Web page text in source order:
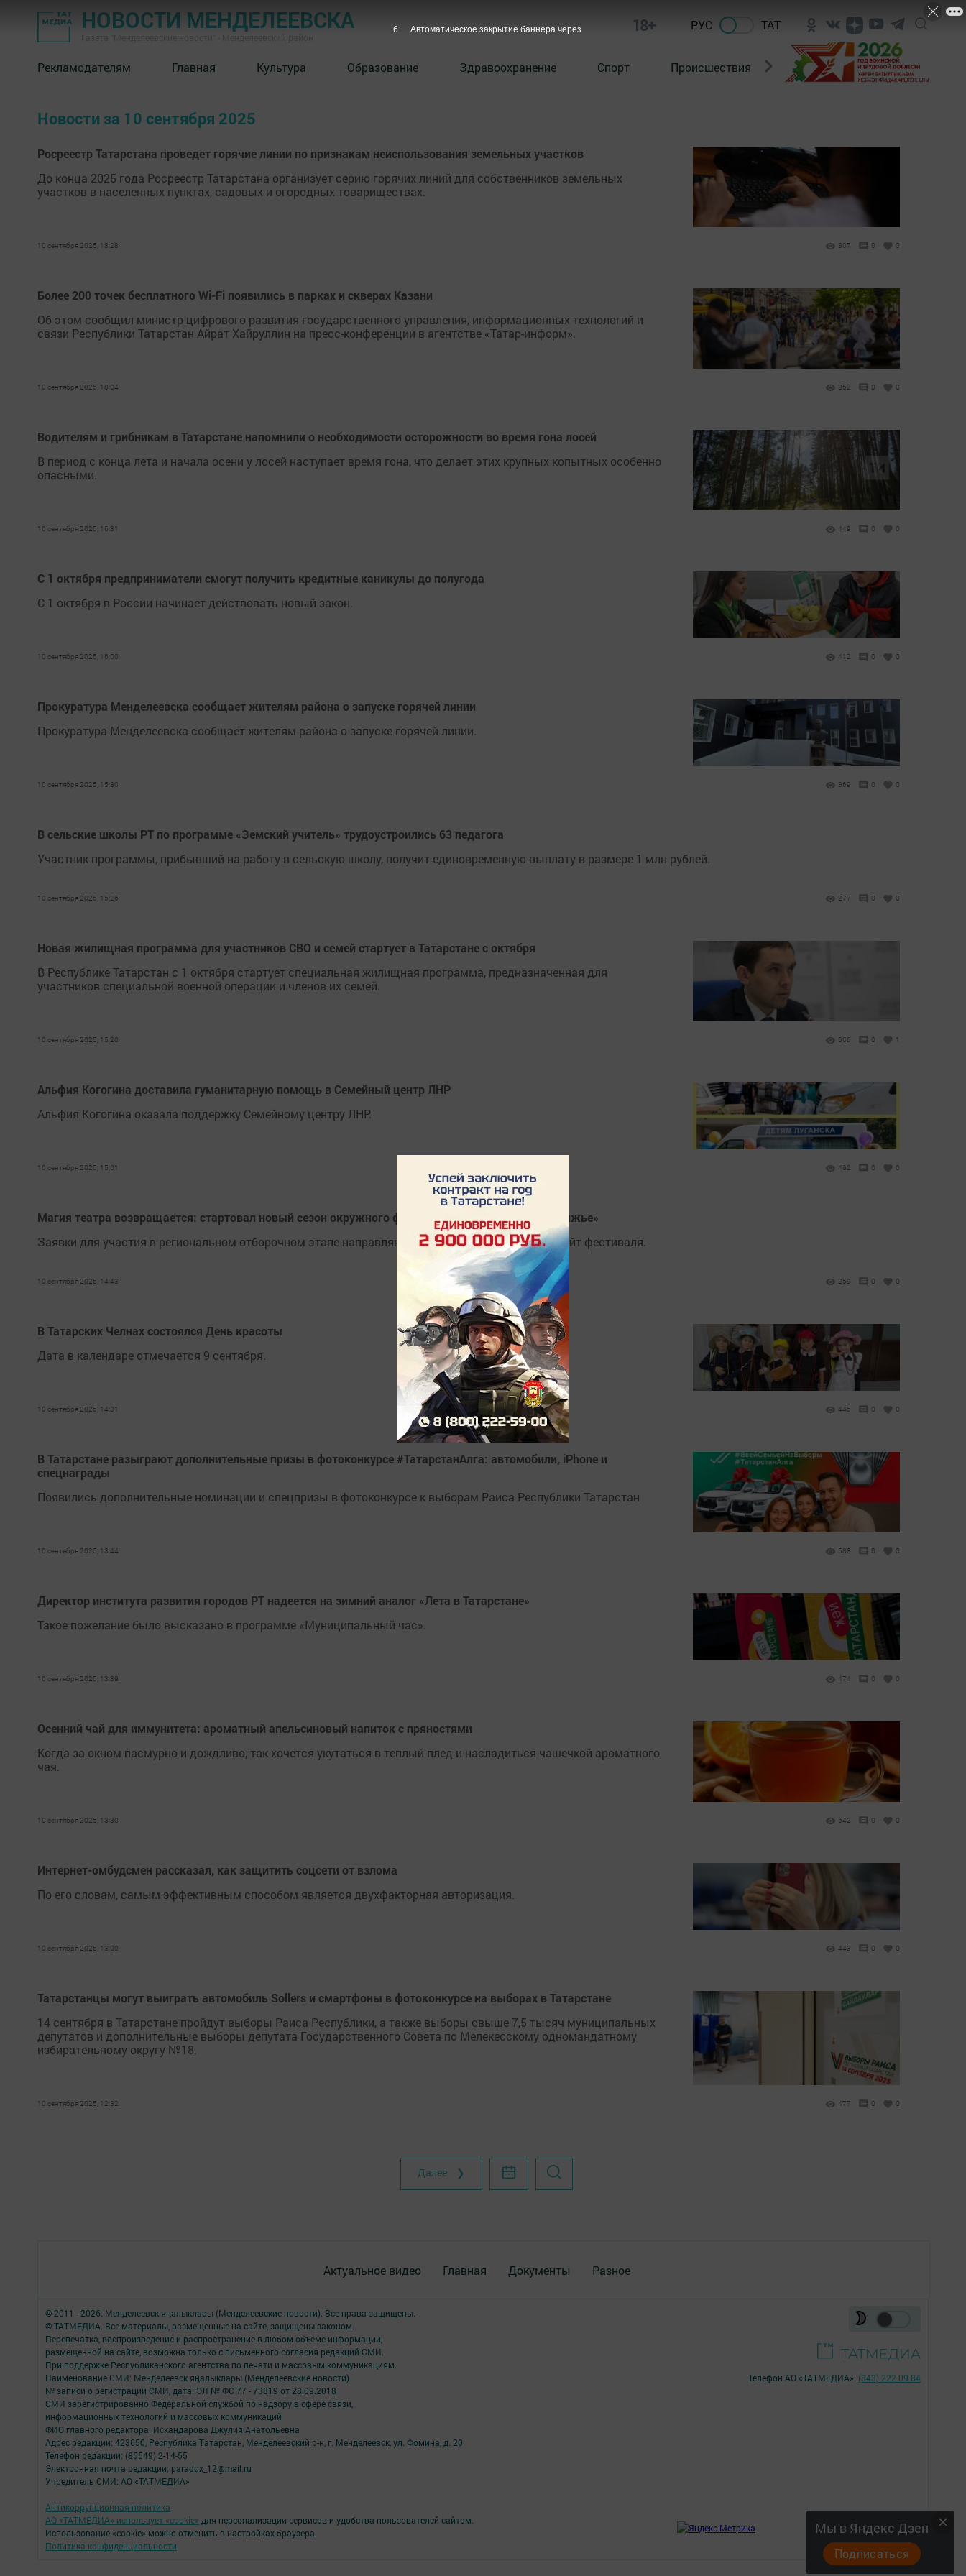
НОВОСТИ МЕНДЕЛЕЕВСКА 18+ РУС ТАТ
Рекламодателям Главная Культура Образование Здравоохранение Спорт Происшествия Новости Госавтоинспекции
Новости за 10 сентября 2025
Росреестр Татарстана проведет горячие линии по признакам неиспользования земельных участков
До конца 2025 года Росреестр Татарстана организует серию горячих линий для собственников земельных
участков в населенных пунктах, садовых и огородных товариществах.
10 сентября 2025, 18:28 307 0 0
Более 200 точек бесплатного Wi-Fi появились в парках и скверах Казани
Об этом сообщил министр цифрового развития государственного управления, информационных технологий и
связи Республики Татарстан Айрат Хайруллин на пресс-конференции в агентстве «Татар-информ».
10 сентября 2025, 18:04 352 0 0
Водителям и грибникам в Татарстане напомнили о необходимости осторожности во время гона лосей
В период с конца лета и начала осени у лосей наступает время гона, что делает этих крупных копытных особенно
опасными.
10 сентября 2025, 16:31 449 0 0
С 1 октября предприниматели смогут получить кредитные каникулы до полугода
С 1 октября в России начинает действовать новый закон.
10 сентября 2025, 16:00 412 0 0
Прокуратура Менделеевска сообщает жителям района о запуске горячей линии
Прокуратура Менделеевска сообщает жителям района о запуске горячей линии.
10 сентября 2025, 15:30 369 0 0
В сельские школы РТ по программе «Земский учитель» трудоустроились 63 педагога
Участник программы, прибывший на работу в сельскую школу, получит единовременную выплату в размере 1 млн рублей.
10 сентября 2025, 15:26 277 0 0
Новая жилищная программа для участников СВО и семей стартует в Татарстане с октября
В Республике Татарстан с 1 октября стартует специальная жилищная программа, предназначенная для
участников специальной военной операции и членов их семей.
10 сентября 2025, 15:20 606 0 1
Альфия Когогина доставила гуманитарную помощь в Семейный центр ЛНР
Альфия Когогина оказала поддержку Семейному центру ЛНР.
10 сентября 2025, 15:01 462 0 0
Магия театра возвращается: стартовал новый сезон окружного фестиваля «Театральное Приволжье»
Заявки для участия в региональном отборочном этапе направляются централизованно через сайт фестиваля.
10 сентября 2025, 14:43 259 0 0
В Татарских Челнах состоялся День красоты
Дата в календаре отмечается 9 сентября.
10 сентября 2025, 14:31 445 0 0
В Татарстане разыграют дополнительные призы в фотоконкурсе #ТатарстанАлга: автомобили, iPhone и
спецнаграды
Появились дополнительные номинации и спецпризы в фотоконкурсе к выборам Раиса Республики Татарстан
10 сентября 2025, 13:44 588 0 0
Директор института развития городов РТ надеется на зимний аналог «Лета в Татарстане»
Такое пожелание было высказано в программе «Муниципальный час».
10 сентября 2025, 13:39 474 0 0
Осенний чай для иммунитета: ароматный апельсиновый напиток с пряностями
Когда за окном пасмурно и дождливо, так хочется укутаться в теплый плед и насладиться чашечкой ароматного
чая.
10 сентября 2025, 13:30 542 0 0
Интернет-омбудсмен рассказал, как защитить соцсети от взлома
По его словам, самым эффективным способом является двухфакторная авторизация.
10 сентября 2025, 13:00 443 0 0
Татарстанцы могут выиграть автомобиль Sollers и смартфоны в фотоконкурсе на выборах в Татарстане
14 сентября в Татарстане пройдут выборы Раиса Республики, а также выборы свыше 7,5 тысяч муниципальных
депутатов и дополнительные выборы депутата Государственного Совета по Мелекесскому одномандатному
избирательному округу №18.
10 сентября 2025, 12:32 477 0 0
Далее ❯
Актуальное видео Главная Документы Разное
Мы в Яндекс Дзен
Подписаться
© 2011 - 2026. Менделеевск яӊалыклары (Менделеевские новости). Все права защищены.
© ТАТМЕДИА. Все материалы, размещенные на сайте, защищены законом.
Перепечатка, воспроизведение и распространение в любом объеме информации,
размещенной на сайте, возможна только с письменного согласия редакций СМИ.
При поддержке Республиканского агентства по печати и массовым коммуникациям.
Наименование СМИ: Менделеевск яӊалыклары (Менделеевские новости)
№ записи о регистрации СМИ, дата: ЭЛ № ФС 77 - 73819 от 28.09.2018
СМИ зарегистрированно Федеральной службой по надзору в сфере связи,
информационных технологий и массовых коммуникаций
ФИО главного редактора: Искандарова Джулия Анатольевна
Адрес редакции: 423650, Республика Татарстан, Менделеевский р-н, г. Менделеевск, ул. Фомина, д. 20
Телефон редакции: (85549) 2-14-55
Электронная почта редакции: paradox_12@mail.ru
Учредитель СМИ: АО «ТАТМЕДИА»
Антикоррупционная политика
АО «ТАТМЕДИА» использует «cookie» для персонализации сервисов и удобства пользователей сайтом.
Использование «cookie» можно отменить в настройках браузера.
Политика конфиденциальности
Телефон АО «ТАТМЕДИА»: (843) 222 09 84
; 18+
5 Автоматическое закрытие баннера через